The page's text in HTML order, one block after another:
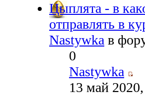
Цыплята - в
отправлять в
Nastywka в
0
Nastywka
13 май